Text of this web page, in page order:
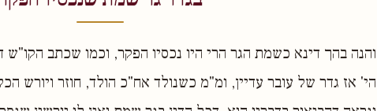
והנה בהך דינא כשמת הגר הרי היו נכסיו הפקר, וכמו שכתב הקו"ש
הי' אז גדר של עובר עדיין, ומ"מ כשנולד אח"כ הולד, חוזר ויורש